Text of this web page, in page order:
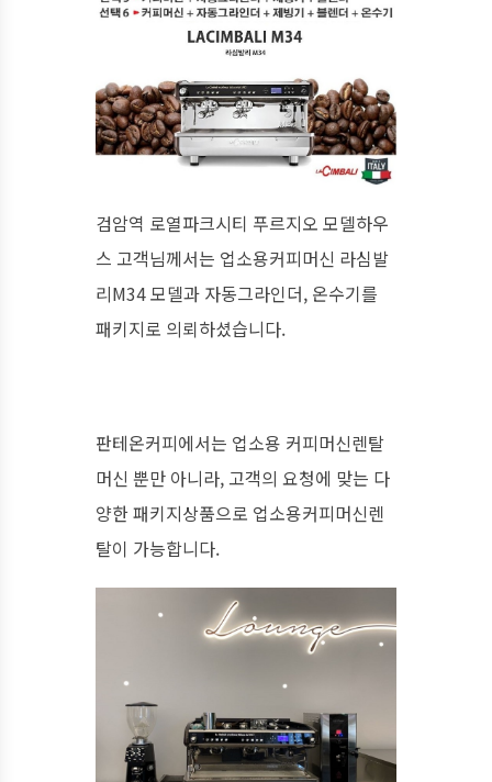
검암역 로열파크시티 푸르지오 모델하우
스 고객님께서는 업소용커피머신 라심발
리M34 모델과 자동그라인더, 온수기를
패키지로 의뢰하셨습니다.
판테온커피에서는 업소용 커피머신렌탈
머신 뿐만 아니라, 고객의 요청에 맞는 다
양한 패키지상품으로 업소용커피머신렌
탈이 가능합니다.